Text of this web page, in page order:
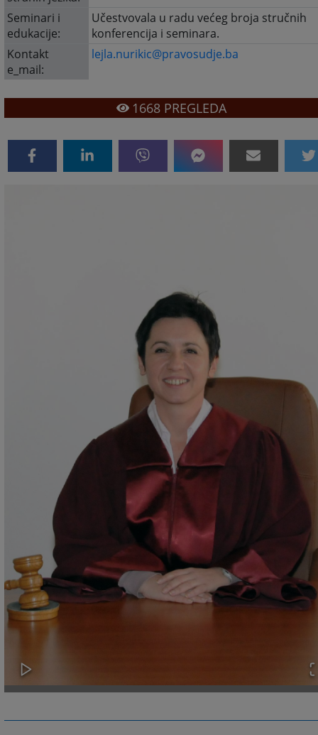
Seminari i
edukacije:
Učestvovala u radu većeg broja stručnih
konferencija i seminara.
Kontakt
e_mail:
lejla.nurikic@pravosudje.ba
1668PREGLEDA